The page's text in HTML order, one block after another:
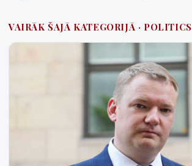
VAIRĀK ŠAJĀ KATEGORIJĀ · POLITICS